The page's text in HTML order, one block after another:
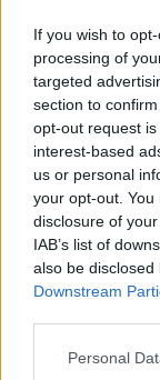
If you wish to
processing of
targeted
section to
opt-out request
interest-based
us or personal
your opt-out.
disclosure of
IAB’s list of
also be
Downstream
Please note that
Personal
erdekelt, o
Mindig azt volt
arra kell
hogy minel
biztos pont. A
a nyugdij
Most nem a
ferjemet mivel
magam
panaszra nincs
Emelni